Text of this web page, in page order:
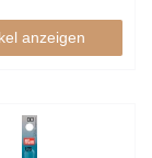
anzeigen